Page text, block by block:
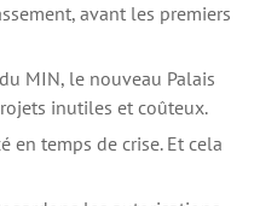
avant les premiers
MIN, le nouveau Palais
inutiles et coûteux.
en temps de crise. Et cela